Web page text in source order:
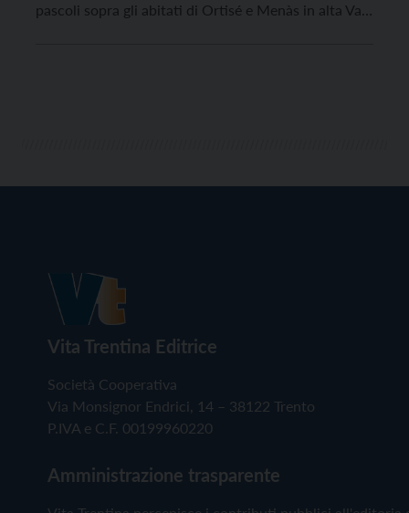
pascoli sopra gli abitati di Ortisé e Menàs in alta Val
Vita Trentina Editrice
Società Cooperativa
Via Monsignor Endrici, 14 – 38122 Trento
P.IVA e C.F. 00199960220
Amministrazione trasparente